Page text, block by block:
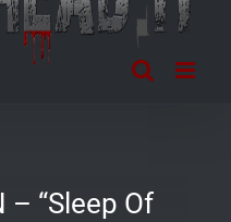
– “Sleep Of